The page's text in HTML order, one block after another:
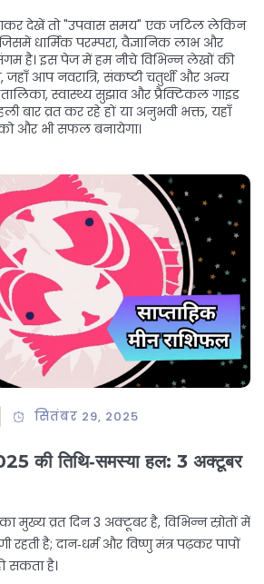
देखें तो "उपवास समय" एक जटिल लेकिन
धार्मिक परम्परा, वैज्ञानिक लाभ और
है। इस पेज में हम नीचे विभिन्न लेखों की
आप नवरात्रि, संकष्टी चतुर्थी और अन्य
स्वास्थ्य सुझाव और प्रैक्टिकल गाइड
बार व्रत कर रहे हों या अनुभवी भक्त, यहाँ
और भी सफल बनायेगा।
सितंबर 29, 2025
की तिथि‑समस्या हल: 3 अक्टूबर
मुख्य व्रत दिन 3 अक्टूबर है, विभिन्न स्रोतों में
है; दान‑धर्म और विष्णु मंत्र पढ़कर पापों
सकता है।